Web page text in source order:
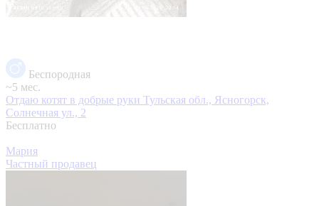
Беспородная
~5 мес.
Отдаю котят в добрые руки Тульская обл., Ясногорск,
Солнечная ул., 2
Бесплатно
Мария
Частный продавец